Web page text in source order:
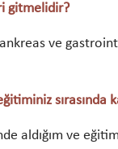
gitmelidir?
ve
sırasında
aldığım ve